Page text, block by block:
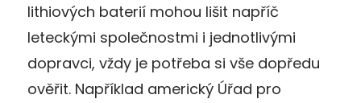
lithiových baterií mohou lišit napříč
leteckými společnostmi i jednotlivými
dopravci, vždy je potřeba si vše dopředu
ověřit. Například americký Úřad pro